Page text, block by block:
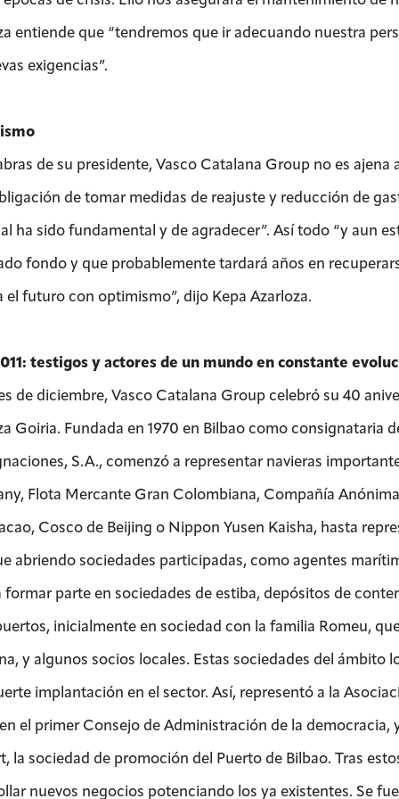
entiende que “tendremos que ir adecuando nuestra
exigencias”.
de su presidente, Vasco Catalana Group no es
de tomar medidas de reajuste y reducción de
ha sido fundamental y de agradecer”. Así todo “y aun
fondo y que probablemente tardará años en
el futuro con optimismo”, dijo Kepa Azarloza.
testigos y actores de un mundo en constante
de diciembre, Vasco Catalana Group celebró su 40
Goiria. Fundada en 1970 en Bilbao como consignataria
S.A., comenzó a representar navieras
Flota Mercante Gran Colombiana, Compañía
Cosco de Beijing o Nippon Yusen Kaisha, hasta
abriendo sociedades participadas, como agentes
formar parte en sociedades de estiba, depósitos de
inicialmente en sociedad con la familia Romeu,
y algunos socios locales. Estas sociedades del ámbito
implantación en el sector. Así, representó a la
el primer Consejo de Administración de la
la sociedad de promoción del Puerto de Bilbao. Tras
nuevos negocios potenciando los ya existentes. Se